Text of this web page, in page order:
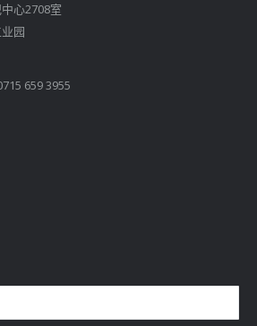
心2708室
园
659 3955